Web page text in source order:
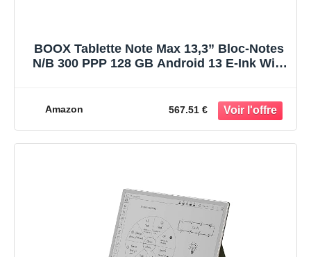
BOOX Tablette Note Max 13,3” Bloc-Notes
N/B 300 PPP 128 GB Android 13 E-Ink WiFi
Amazon 567.51 €